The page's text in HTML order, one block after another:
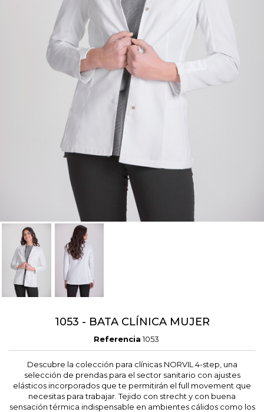
1053 - BATA CLÍNICA MUJER
Referencia 1053
Descubre la colección para clínicas NORVIL 4-step, una
selección de prendas para el sector sanitario con ajustes
elásticos incorporados que te permitirán el full movement que
necesitas para trabajar. Tejido con strecht y con buena
sensación térmica indispensable en ambientes cálidos como los
Cancelar Crear lista de Favoritos
Cancelar